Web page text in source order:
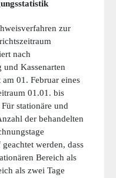
zur
nach
Kassenarten
01. Februar eines
01.01. bis
stationäre und
der behandelten
werden, dass
Bereich als
als zwei Tage